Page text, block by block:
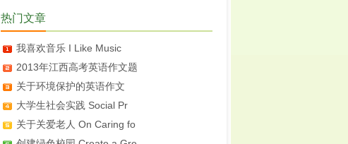
热门文章
我喜欢音乐 I Like Music
2013年江西高考英语作文题
关于环境保护的英语作文
大学生社会实践 Social Pr
关于关爱老人 On Caring fo